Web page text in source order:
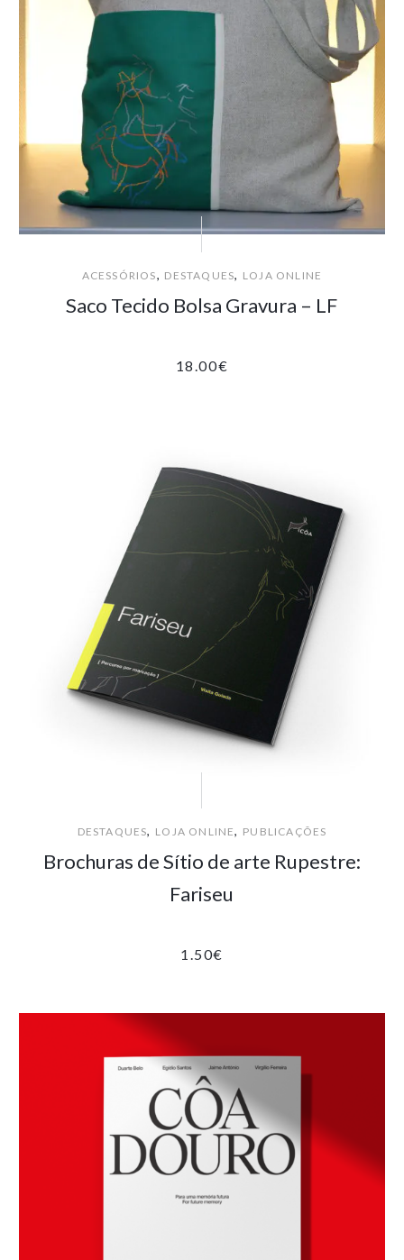
ACESSÓRIOS, DESTAQUES, LOJA ONLINE
Saco Tecido Bolsa Gravura – LF
18.00€
DESTAQUES, LOJA ONLINE, PUBLICAÇÕES
Brochuras de Sítio de arte Rupestre:
Fariseu
1.50€